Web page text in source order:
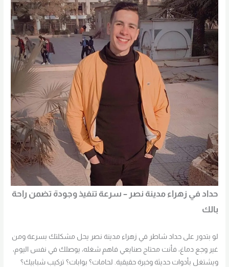
حداد في زهراء مدينة نصر – سرعة تنفيذ وجودة تضمن راحة
بالك
لو بتدور على حداد شاطر في زهراء مدينة نصر يحل مشكلتك بسرعة ومن
غير وجع دماغ، فأنت محتاج صنايعي فاهم شغله، يوصلك في نفس اليوم،
ويشتغل بأدوات حديثة وخبرة حقيقية. لحامات؟ بوابات؟ تركيب شبابيك؟